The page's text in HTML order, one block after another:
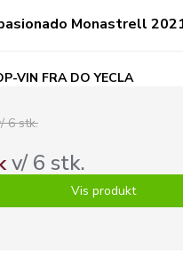
Monastrell
VIN FRA DO YECLA
6 stk.
v/ 6 stk.
Vis produkt